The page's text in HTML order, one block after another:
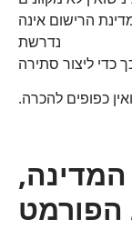
הרישום אינה
נדרשת
ליצור סתירה
כפופים להכרה.